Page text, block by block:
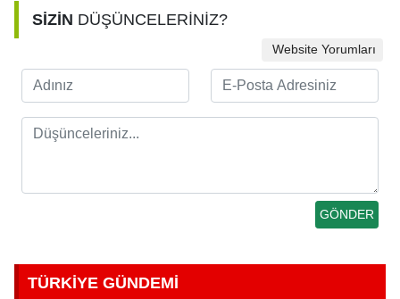
SİZİN DÜŞÜNCELERİNİZ?
Website Yorumları
TÜRKİYE GÜNDEMİ